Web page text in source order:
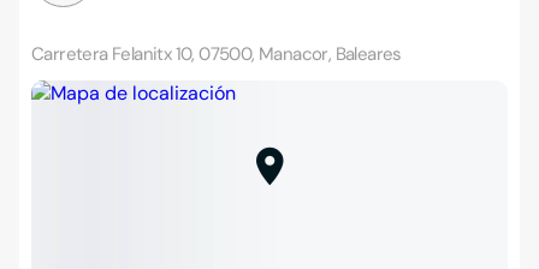
Carretera Felanitx 10, 07500, Manacor, Baleares